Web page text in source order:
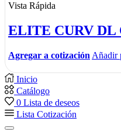
Vista Rápida
ELITE CURV DL
Agregar a cotización Añadir
Inicio
Catálogo
0 Lista de deseos
Lista Cotización